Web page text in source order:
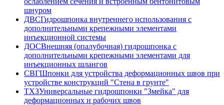
шнуром
ДВСГидрошпонка внутреннего использования с
дополнительными крепежными элементами
инъекционной системы
ДОСВнешняя (опалубочная) гидрошпонка с
дополнительными крепежными элементами для
инъекционных шлангов
СВГШпонки для устройства деформационных швов при
устройстве конструкций "Стена в грунте"
ТХЗУниверсальные гидрошпонки "Змейка" для
деформационных и рабочих швов